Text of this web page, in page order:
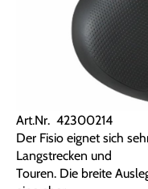
Art.Nr. 42300214
Der Fisio eignet sich
Langstrecken und
Touren. Die breite